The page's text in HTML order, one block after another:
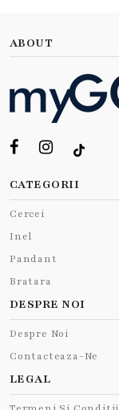
ABOUT
CATEGORII
Cercei
Inel
Pandant
Bratara
DESPRE NOI
Despre Noi
Contacteaza-Ne
LEGAL